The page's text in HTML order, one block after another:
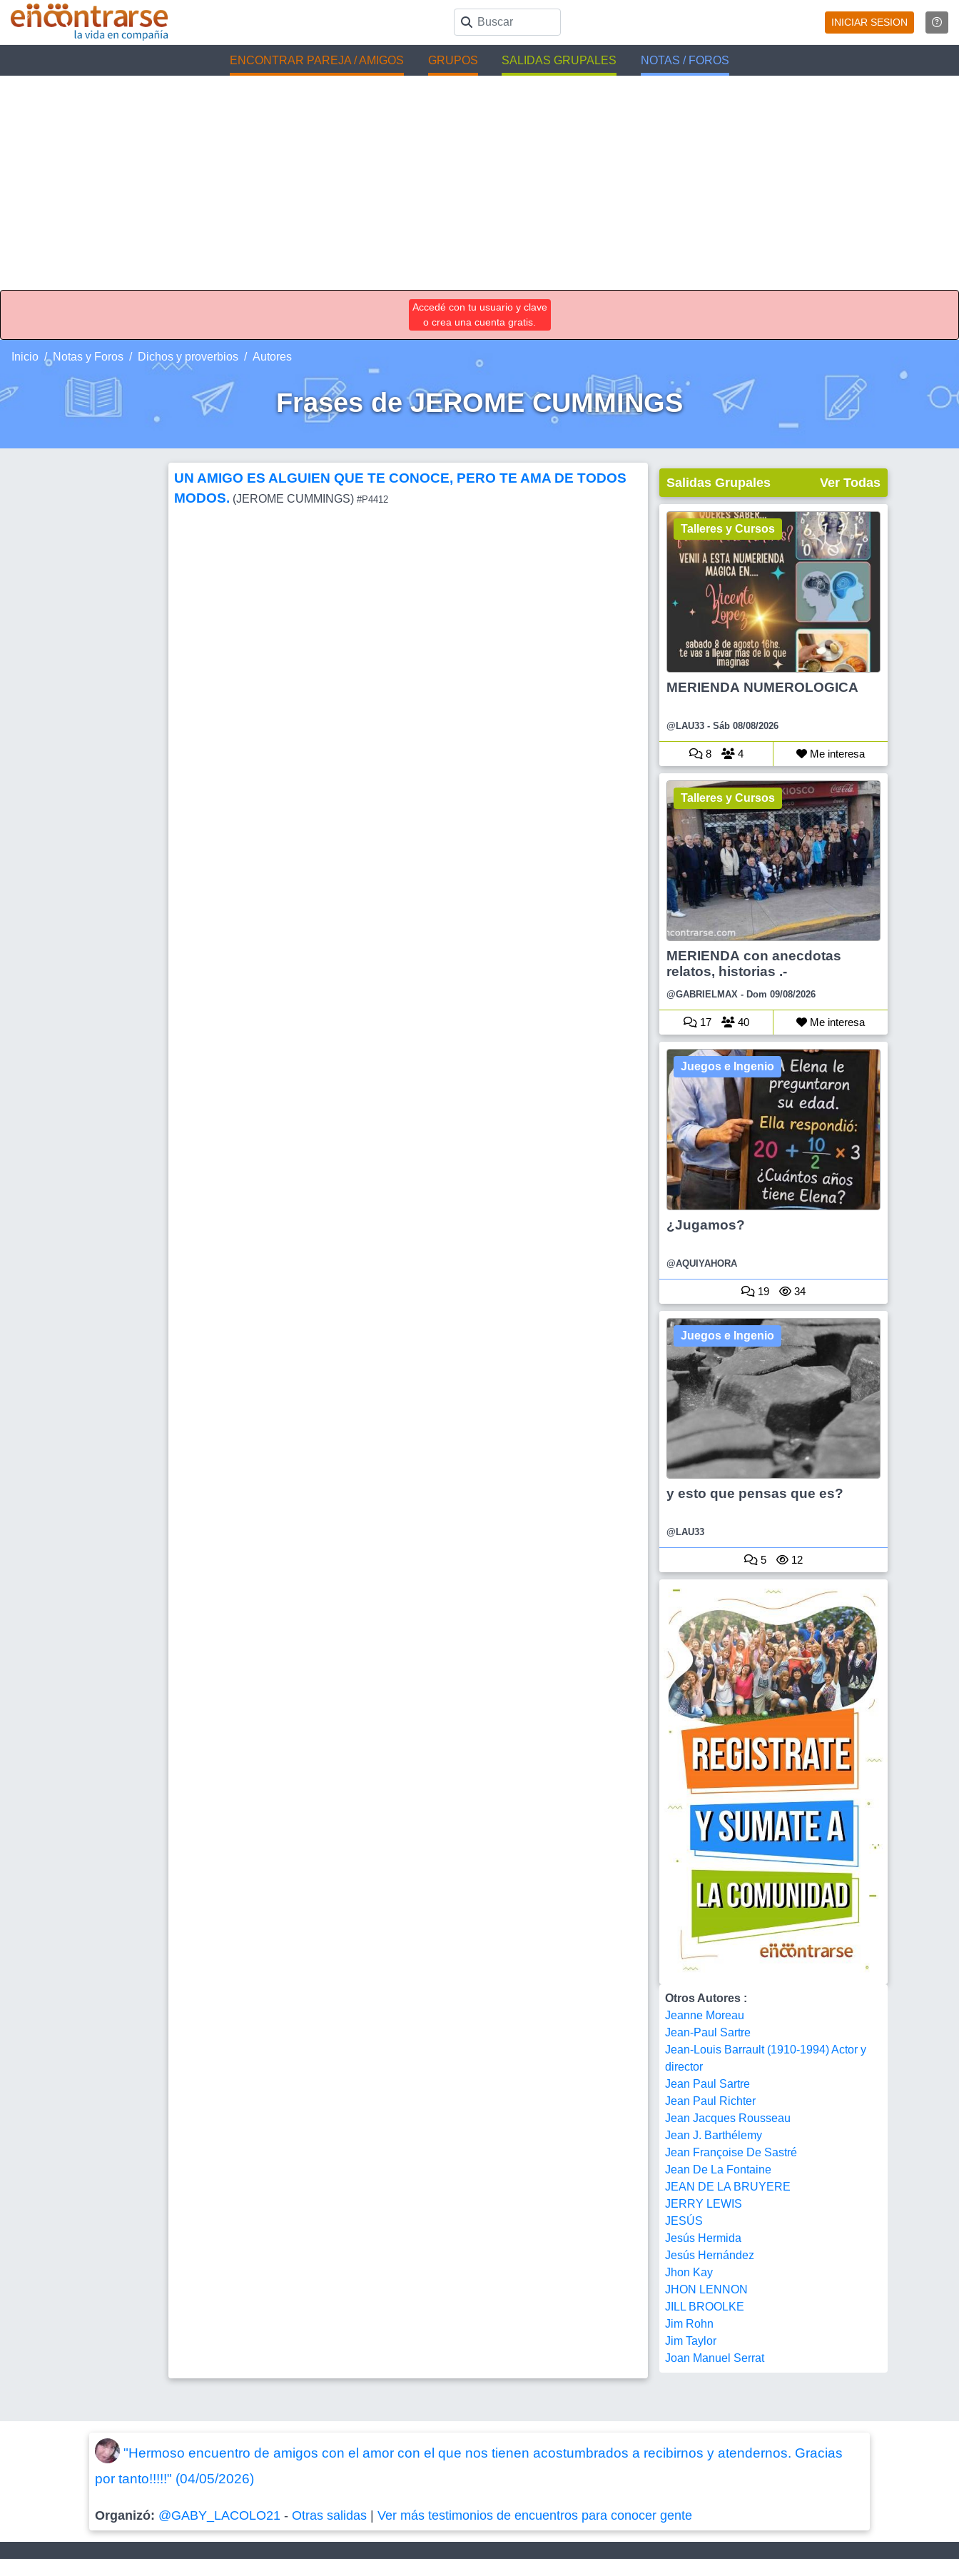
INICIAR SESION
ENCONTRAR PAREJA / AMIGOS GRUPOS SALIDAS GRUPALES NOTAS / FOROS
Accedé con tu usuario y clave
o crea una cuenta gratis.
Inicio Notas y Foros Dichos y proverbios Autores
Frases de JEROME CUMMINGS
UN AMIGO ES ALGUIEN QUE TE CONOCE, PERO TE AMA DE TODOS
MODOS. (JEROME CUMMINGS) #P4412
Salidas Grupales Ver Todas
Talleres y Cursos
MERIENDA NUMEROLOGICA
@LAU33 - Sáb 08/08/2026
8 4 Me interesa
Talleres y Cursos
MERIENDA con anecdotas
relatos, historias .-
@GABRIELMAX - Dom 09/08/2026
17 40 Me interesa
Juegos e Ingenio
¿Jugamos?
@AQUIYAHORA
19 34
Juegos e Ingenio
y esto que pensas que es?
@LAU33
5 12
Otros Autores :
Jeanne Moreau
Jean-Paul Sartre
Jean-Louis Barrault (1910-1994) Actor y
director
Jean Paul Sartre
Jean Paul Richter
Jean Jacques Rousseau
Jean J. Barthélemy
Jean Françoise De Sastré
Jean De La Fontaine
JEAN DE LA BRUYERE
JERRY LEWIS
JESÚS
Jesús Hermida
Jesús Hernández
Jhon Kay
JHON LENNON
JILL BROOLKE
Jim Rohn
Jim Taylor
Joan Manuel Serrat
"Hermoso encuentro de amigos con el amor con el que nos tienen acostumbrados a recibirnos y atendernos. Gracias
por tanto!!!!!" (04/05/2026)
Organizó: @GABY_LACOLO21 -Otras salidas |Ver más testimonios de encuentros para conocer gente